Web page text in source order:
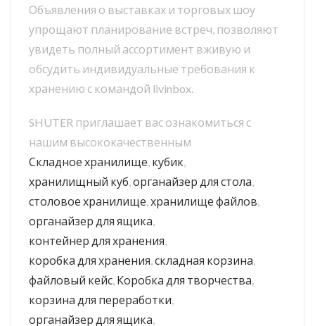
Объявления о выставках и торговых шоу
упрощают планирование встреч, позволяют
увидеть полный ассортимент вживую и
обсудить индивидуальные требования к
хранению с командой livinbox.
SHUTER приглашает вас ознакомиться с
нашим высококачественным
Складное хранилище, кубик,
хранилищный куб,органайзер для стола,
столовое хранилище,хранилище файлов,
органайзер для ящика,
контейнер для хранения,
коробка для хранения,складная корзина,
файловый кейс, Коробка для творчества,
корзина для переработки,
органайзер для ящика,